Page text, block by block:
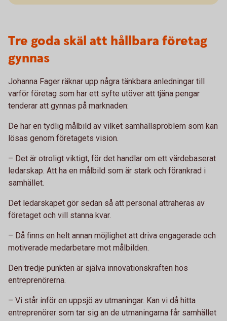
Tre goda skäl att hållbara företag
gynnas
Johanna Fager räknar upp några tänkbara anledningar till
varför företag som har ett syfte utöver att tjäna pengar
tenderar att gynnas på marknaden:
De har en tydlig målbild av vilket samhällsproblem som kan
lösas genom företagets vision.
– Det är otroligt viktigt, för det handlar om ett värdebaserat
ledarskap. Att ha en målbild som är stark och förankrad i
samhället.
Det ledarskapet gör sedan så att personal attraheras av
företaget och vill stanna kvar.
– Då finns en helt annan möjlighet att driva engagerade och
motiverade medarbetare mot målbilden.
Den tredje punkten är själva innovationskraften hos
entreprenörerna.
– Vi står inför en uppsjö av utmaningar. Kan vi då hitta
entreprenörer som tar sig an de utmaningarna får samhället